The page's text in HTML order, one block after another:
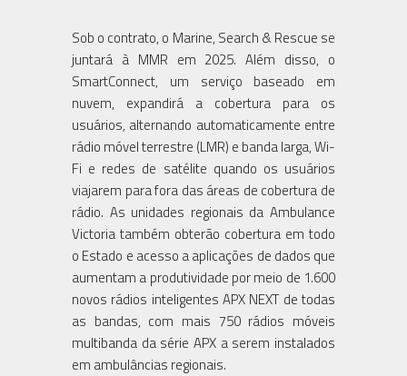
Sob o contrato, o Marine, Search & Rescue se
juntará à MMR em 2025. Além disso, o
SmartConnect, um serviço baseado em
nuvem, expandirá a cobertura para os
usuários, alternando automaticamente entre
rádio móvel terrestre (LMR) e banda larga, Wi-
Fi e redes de satélite quando os usuários
viajarem para fora das áreas de cobertura de
rádio. As unidades regionais da Ambulance
Victoria também obterão cobertura em todo
o Estado e acesso a aplicações de dados que
aumentam a produtividade por meio de 1.600
novos rádios inteligentes APX NEXT de todas
as bandas, com mais 750 rádios móveis
multibanda da série APX a serem instalados
em ambulâncias regionais.